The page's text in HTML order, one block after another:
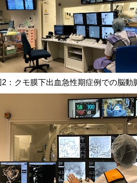
2：クモ膜下出血急性期症例での脳動